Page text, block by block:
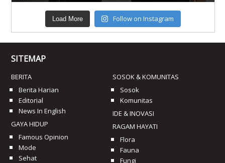
Load More Follow on Instagram
SITEMAP
BERITA
Berita Harian
Editorial
News In English
GAYA HIDUP
Famous Opinion
Mode
Sehat
SOSOK & KOMUNITAS
Sosok
Komunitas
IDE & INOVASI
RAGAM HAYATI
Flora
Fauna
Fungi